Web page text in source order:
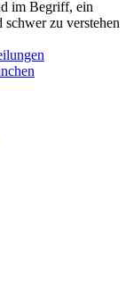
im Begriff, ein
zu verstehen